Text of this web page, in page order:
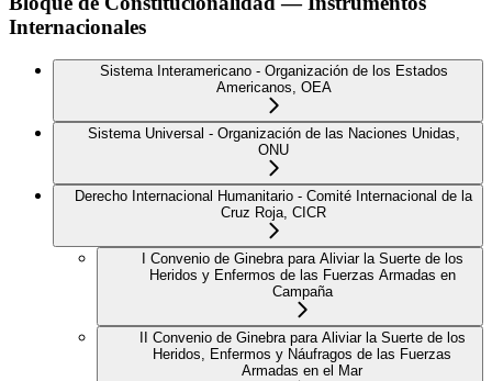
Internacionales
Sistema Interamericano - Organización de los Estados
Americanos, OEA
Sistema Universal - Organización de las Naciones Unidas,
ONU
Derecho Internacional Humanitario - Comité Internacional de la
Cruz Roja, CICR
I Convenio de Ginebra para Aliviar la Suerte de los
Heridos y Enfermos de las Fuerzas Armadas en
Campaña
II Convenio de Ginebra para Aliviar la Suerte de los
Heridos, Enfermos y Náufragos de las Fuerzas
Armadas en el Mar